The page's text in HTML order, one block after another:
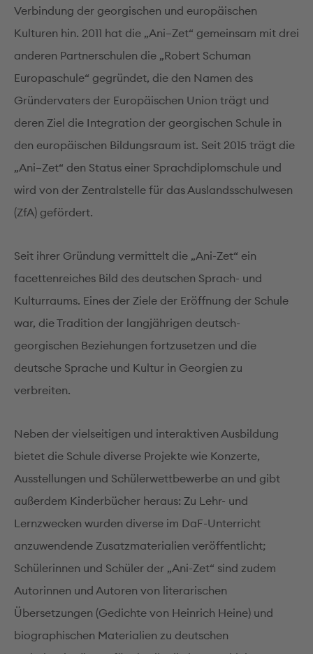
Verbindung der georgischen und europäischen
Kulturen hin. 2011 hat die „Ani–Zet“ gemeinsam mit drei
anderen Partnerschulen die „Robert Schuman
Europaschule“ gegründet, die den Namen des
Gründervaters der Europäischen Union trägt und
deren Ziel die Integration der georgischen Schule in
den europäischen Bildungsraum ist. Seit 2015 trägt die
„Ani–Zet“ den Status einer Sprachdiplomschule und
wird von der Zentralstelle für das Auslandsschulwesen
(ZfA) gefördert.
Seit ihrer Gründung vermittelt die „Ani-Zet“ ein
facettenreiches Bild des deutschen Sprach- und
Kulturraums. Eines der Ziele der Eröffnung der Schule
war, die Tradition der langjährigen deutsch-
georgischen Beziehungen fortzusetzen und die
deutsche Sprache und Kultur in Georgien zu
verbreiten.
Neben der vielseitigen und interaktiven Ausbildung
bietet die Schule diverse Projekte wie Konzerte,
Ausstellungen und Schülerwettbewerbe an und gibt
außerdem Kinderbücher heraus: Zu Lehr- und
Lernzwecken wurden diverse im DaF-Unterricht
anzuwendende Zusatzmaterialien veröffentlicht;
Schülerinnen und Schüler der „Ani-Zet“ sind zudem
Autorinnen und Autoren von literarischen
Übersetzungen (Gedichte von Heinrich Heine) und
biographischen Materialien zu deutschen